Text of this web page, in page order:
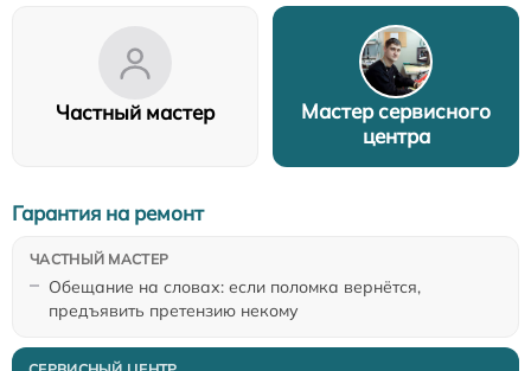
Частный мастер
Мастер сервисного
центра
Обещание на словах: если поломка вернётся,
предъявить претензию некому
Гарантия на ремонт